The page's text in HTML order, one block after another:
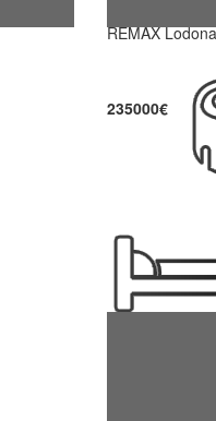
REMAX
235000€